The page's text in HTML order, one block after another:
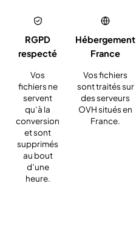
RGPD
respecté
Vos
fichiers ne
servent
qu’à la
conversion
et sont
supprimés
au bout
d’une
heure.
Hébergement
France
Vos fichiers
sont traités sur
des serveurs
OVH situés en
France.